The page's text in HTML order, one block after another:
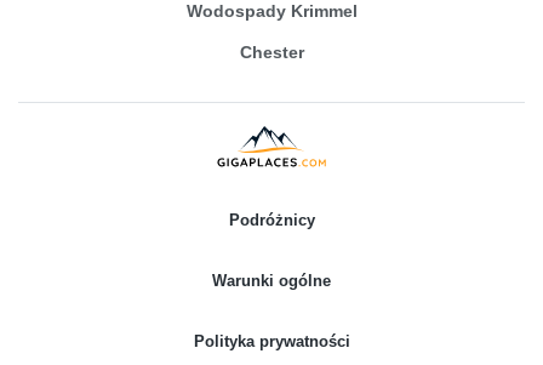
Wodospady Krimmel
Chester
Podróżnicy
Warunki ogólne
Polityka prywatności